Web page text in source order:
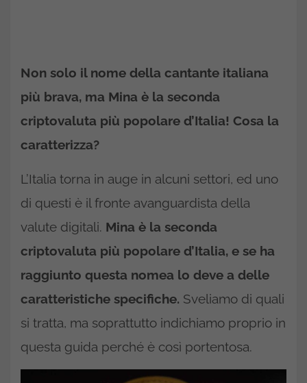
Non solo il nome della cantante italiana
più brava, ma Mina è la seconda
criptovaluta più popolare d’Italia! Cosa la
caratterizza?
L’Italia torna in auge in alcuni settori, ed uno
di questi è il fronte avanguardista della
valute digitali. Mina è la seconda
criptovaluta più popolare d’Italia, e se ha
raggiunto questa nomea lo deve a delle
caratteristiche specifiche. Sveliamo di quali
si tratta, ma soprattutto indichiamo proprio in
questa guida perché è così portentosa.